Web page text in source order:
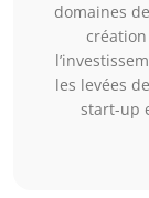
domaines
les levées
start-up